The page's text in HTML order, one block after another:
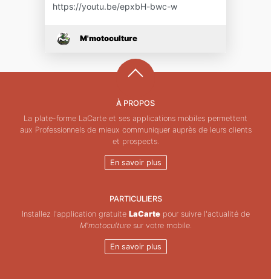
https://youtu.be/epxbH-bwc-w
M'motoculture
À PROPOS
La plate-forme LaCarte et ses applications mobiles permettent
aux Professionnels de mieux communiquer auprès de leurs clients
et prospects.
En savoir plus
PARTICULIERS
Installez l'application gratuite LaCartepour suivre l'actualité de
M'motoculturesur votre mobile.
En savoir plus